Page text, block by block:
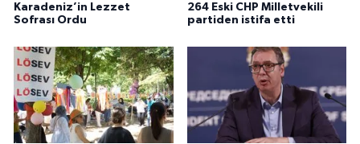
Karadeniz’in Lezzet
Sofrası Ordu
264 Eski CHP Milletvekili
partiden istifa etti